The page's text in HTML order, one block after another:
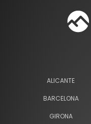
ALICANTE
BARCELONA
GIRONA